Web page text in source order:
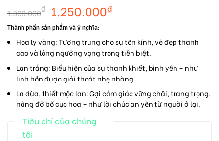
1.300.000₫ 1.250.000₫
Thành phần sản phẩm và ý nghĩa:
Hoa ly vàng:Tượng trưng cho sự tôn kính, vẻ đẹp thanh
cao và lòng ngưỡng vọng trong tiễn biệt.
Lan trắng: Biểu hiện của sự thanh khiết, bình yên – như
linh hồn được giải thoát nhẹ nhàng.
Lá dừa, thiết mộc lan:Gợi cảm giác vững chãi, trang trọng,
nâng đỡ bố cục hoa – như lời chúc an yên từ người ở lại.
Tiêu chí của chúng
tôi